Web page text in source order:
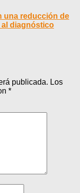
una reducción de
al diagnóstico
publicada. Los
*